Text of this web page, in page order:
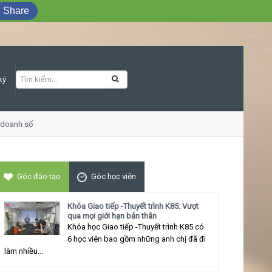
số
Góc đào tạo Góc học viên
Khóa Giao tiếp -Thuyết trình K85: Vượt
qua mọi giới hạn bản thân
Khóa học Giao tiếp -Thuyết trình K85 có
6 học viên bao gồm những anh chị đã đi
làm nhiều...
Share